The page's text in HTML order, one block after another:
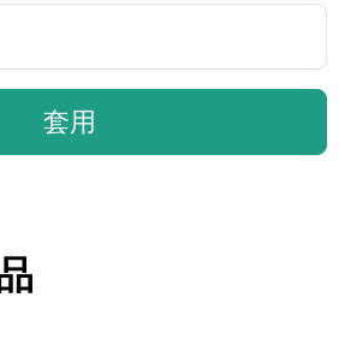
套用